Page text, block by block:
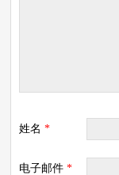
姓名*
电子邮件*